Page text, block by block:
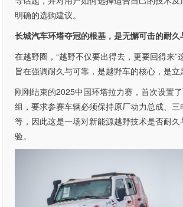
明确的选购建议。
长城汽车环塔夺冠的根基，是无懈可击的耐久
在越野圈，“越野不仅要出得去，更要回得来”
旨在强调耐久与可靠，是越野车的核心，是立
刚刚结束的2025中国环塔拉力赛，首次设置
组，要求参赛车辆必须保持原厂动力总成、
等，因此这是一场对新能源越野技术是否耐
验。